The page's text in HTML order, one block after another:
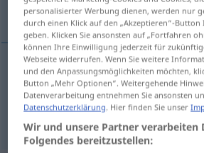
gledalíšče, teáter, církus
gledalíšče Theater
teáter,církus Theater
personalisierter Werbung dienen, werden nur
durch einen Klick auf den „Akzeptieren“-
geben. Klicken Sie ansonsten auf „Fortfahren
können Ihre Einwilligung jederzeit für
Webseite widerrufen. Wenn Sie weitere
und den Anpassungsmöglichkeiten möchten,
Button „Mehr Optionen“. Weitergehende
Datenverarbeitung entnehmen Sie ansonsten
Datenschutzerklärung. Hier finden Sie unser
Wir und unsere Partner verarbeiten
Folgendes bereitzustellen: